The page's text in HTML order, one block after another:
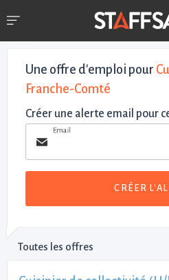
Une offre d'emploi pour
Franche-Comté
Créer une alerte email pour
Email
CRÉER
Toutes les offres